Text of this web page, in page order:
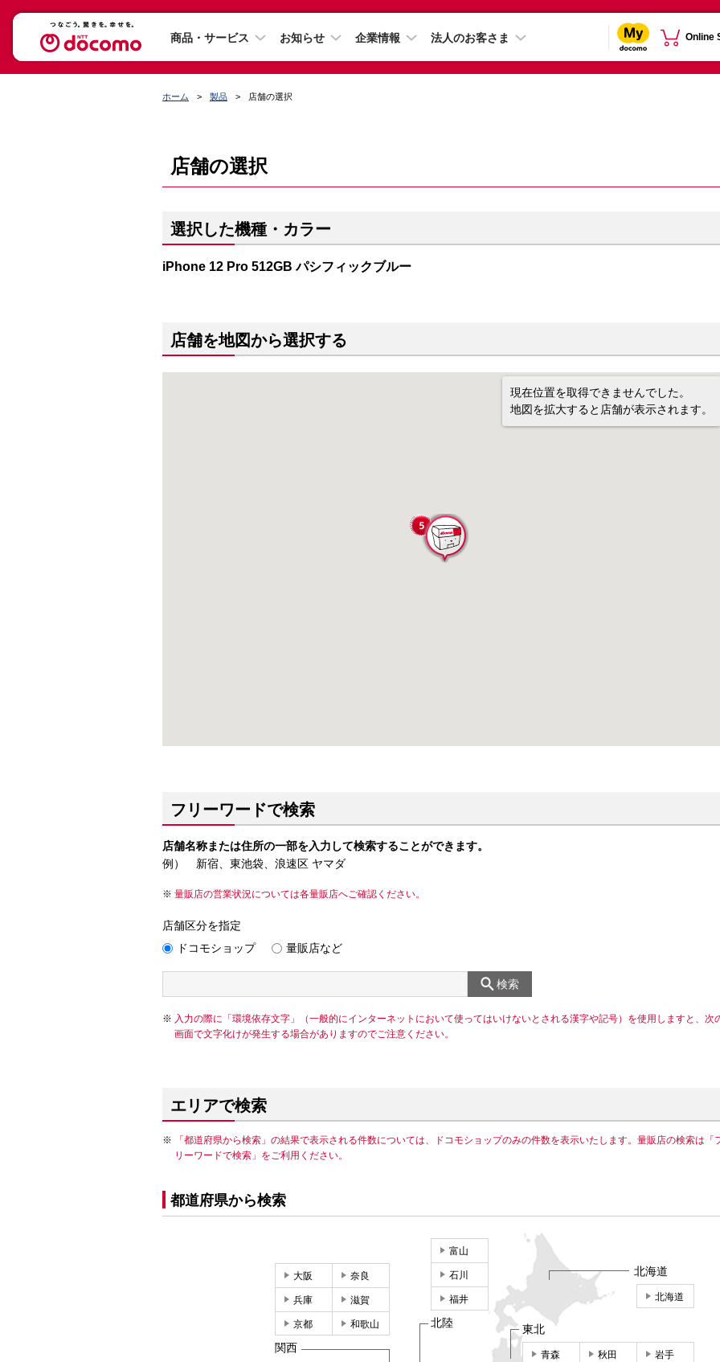
商品・サービス お知らせ 企業情報 法人のお客さま Online
ホーム 製品 店舗の選択
店舗の選択
選択した機種・カラー
iPhone 12 Pro 512GB パシフィックブルー
店舗を地図から選択する
現在位置を取得できませんでした。
地図を拡大すると店舗が表示されます。
フリーワードで検索
店舗名称または住所の一部を入力して検索することができます。
例） 新宿、東池袋、浪速区 ヤマダ
量販店の営業状況については各量販店へご確認ください。
店舗区分を指定
ドコモショップ
量販店など
検索
入力の際に「環境依存文字」（一般的にインターネットにおいて使ってはいけないとされる漢字や記号）を使用しますと、次
画面で文字化けが発生する場合がありますのでご注意ください。
エリアで検索
「都道府県から検索」の結果で表示される件数については、ドコモショップのみの件数を表示いたします。量販店の検索は「
リーワードで検索」をご利用ください。
都道府県から検索
北海道
北海道
東北
青森 秋田 岩手
富山
石川
福井
北陸
大阪 奈良
兵庫 滋賀
京都 和歌山
関西